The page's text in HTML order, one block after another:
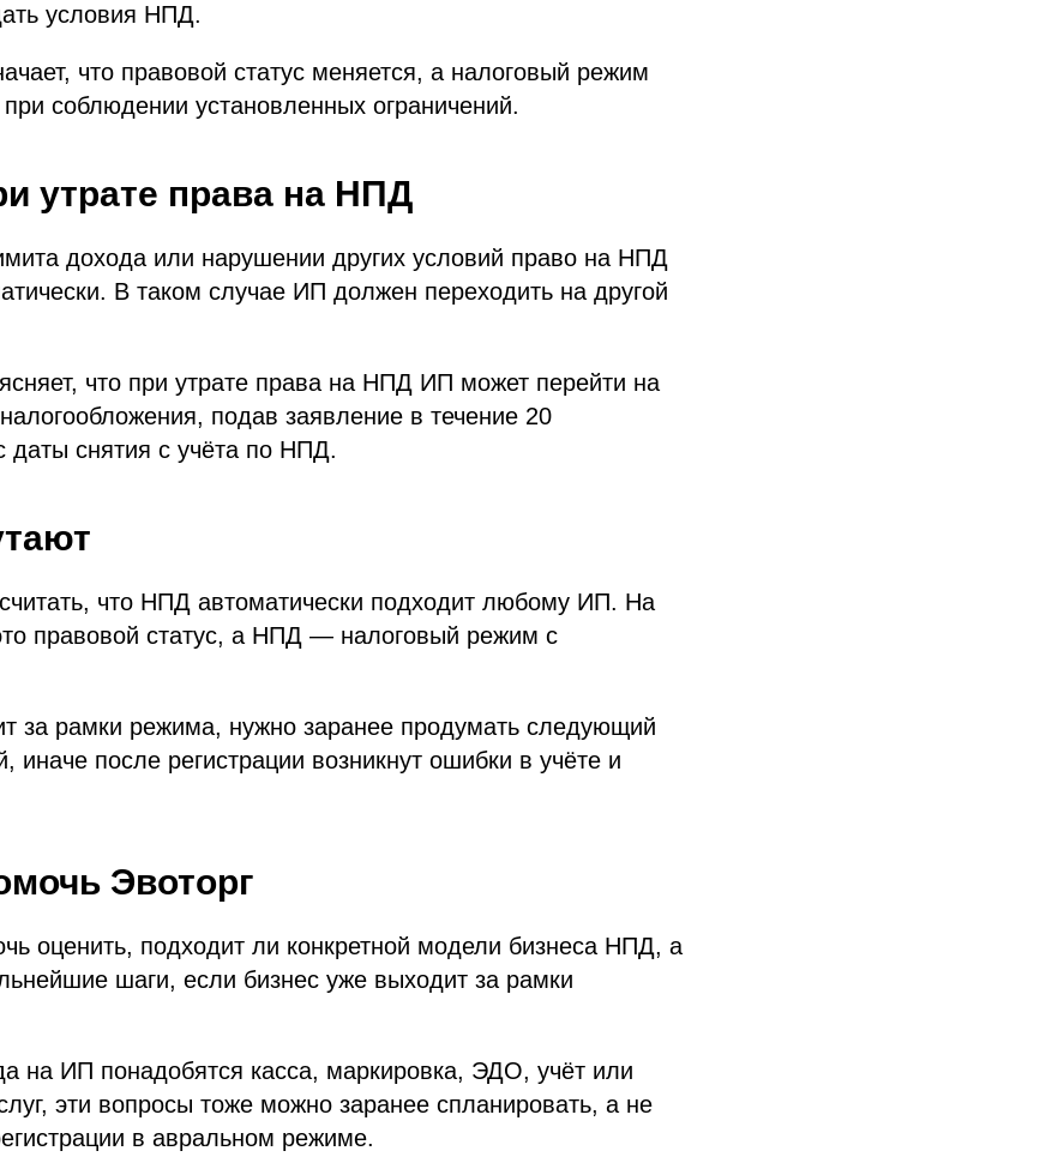
условия НПД.
что правовой статус меняется, а налоговый режим
при соблюдении установленных ограничений.
утрате права на НПД
дохода или нарушении других условий право на НПД
В таком случае ИП должен переходить на другой
что при утрате права на НПД ИП может перейти на
подав заявление в течение 20
даты снятия с учёта по НПД.
что НПД автоматически подходит любому ИП. На
правовой статус, а НПД — налоговый режим с
за рамки режима, нужно заранее продумать следующий
иначе после регистрации возникнут ошибки в учёте и
Эвоторг
оценить, подходит ли конкретной модели бизнеса НПД, а
шаги, если бизнес уже выходит за рамки
на ИП понадобятся касса, маркировка, ЭДО, учёт или
эти вопросы тоже можно заранее спланировать, а не
в авральном режиме.